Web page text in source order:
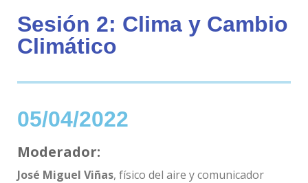
Sesión 2: Clima y Cambio
Climático
05/04/2022
Moderador:
José Miguel Viñas, físico del aire y comunicador